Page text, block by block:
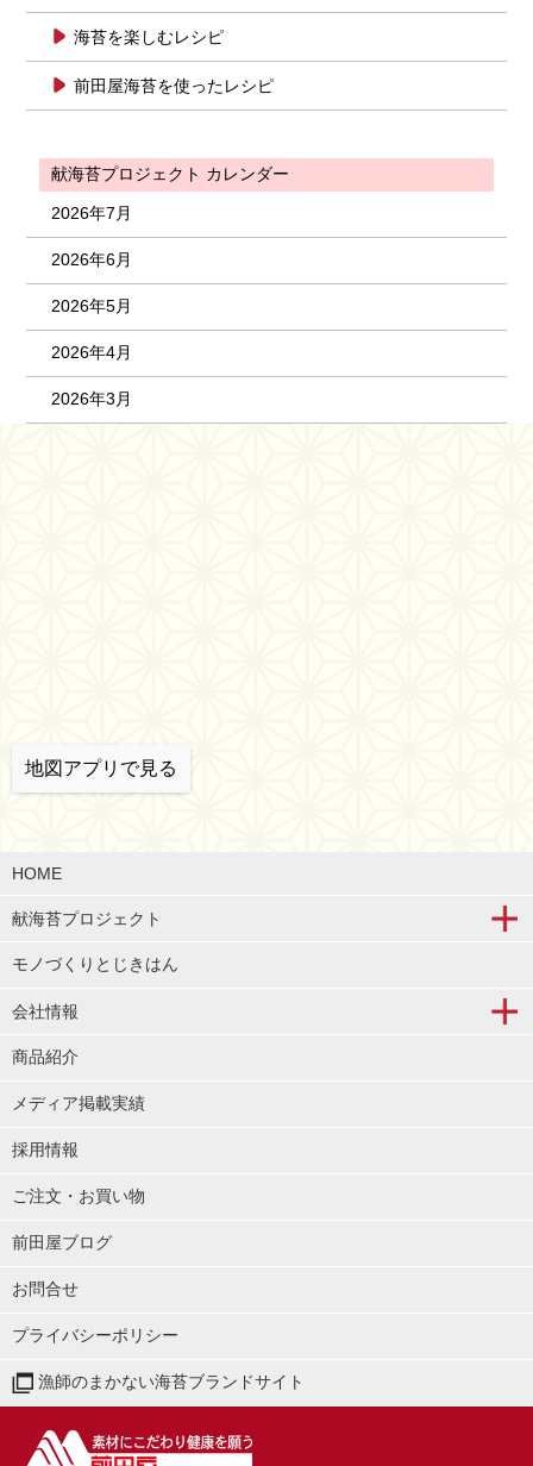
海苔を楽しむレシピ
前田屋海苔を使ったレシピ
献海苔プロジェクト カレンダー
2026年7月
2026年6月
2026年5月
2026年4月
2026年3月
地図アプリで見る
HOME
献海苔プロジェクト
モノづくりとじきはん
会社情報
商品紹介
メディア掲載実績
採用情報
ご注文・お買い物
前田屋ブログ
お問合せ
プライバシーポリシー
漁師のまかない海苔ブランドサイト